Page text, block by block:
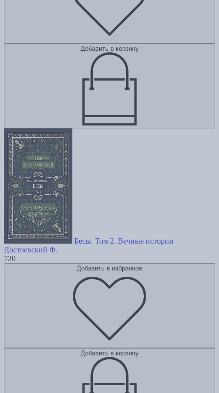
Добавить в корзину
Бесы. Том 2. Вечные истории
Достоевский Ф.
720
Добавить в избранное
Добавить в корзину